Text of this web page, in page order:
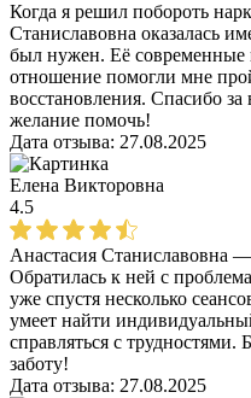
Когда я решил побороть
Станиславовна оказалась
был нужен. Её современные
отношение помогли мне
восстановления. Спасибо
желание помочь!
Дата отзыва: 27.08.2025
Елена Викторовна
4.5
Анастасия Станиславовна
Обратилась к ней с
уже спустя несколько
умеет найти
справляться с трудностями.
заботу!
Дата отзыва: 27.08.2025